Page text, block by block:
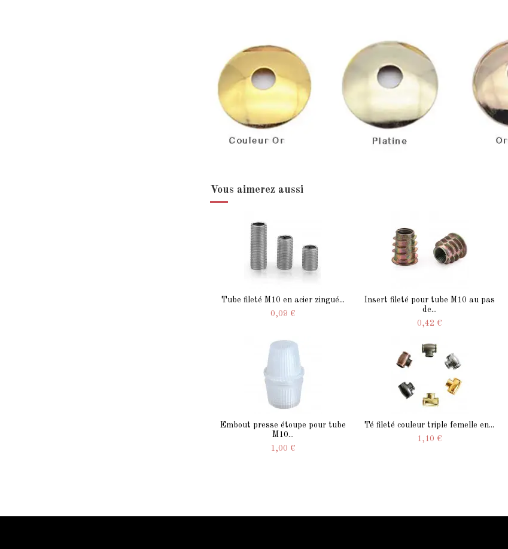
Vous aimerez aussi
Tube fileté M10 en acier zingué...
0,09 €
Insert fileté pour tube M10 au pas
de...
0,42 €
Embout presse étoupe pour tube
M10...
1,00 €
Té fileté couleur triple femelle en...
1,10 €